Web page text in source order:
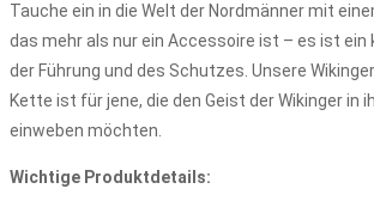
Tauche ein in die Welt der Nordmänner mit
das mehr als nur ein Accessoire ist – es ist ein
der Führung und des Schutzes. Unsere
Kette ist für jene, die den Geist der Wikinger in
einweben möchten.
Wichtige Produktdetails: